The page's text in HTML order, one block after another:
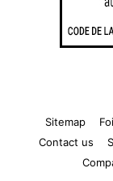
Sitemap
Contact us